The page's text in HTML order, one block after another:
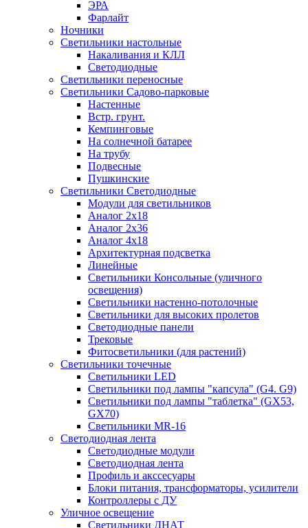
ЭРА
Фарлайт
Ночники
Светильники настольные
Накаливания и КЛЛ
Светодиодные
Светильники переносные
Светильники Садово-парковые
Настенные
Встр. грунт.
Кемпинговые
На солнечной батарее
На трубу
Подвесные
Пушкинские
Светильники Светодиодные
Модули для светильников
Аналог 2х18
Аналог 2х36
Аналог 4х18
Архитектурная подсветка
Линейные
Светильники Консольные (уличного
освещения)
Светильники настенно-потолочные
Светильники для высоких пролетов
Светодиодные панели
Трековые
Фитосветильники (для растений)
Светильники точечные
Светильники LED
Светильники под лампы "капсула" (G4. G9)
Светильники под лампы "таблетка" (GX53,
GX70)
Светильники MR-16
Светодиодная лента
Светодиодные модули
Светодиодная лента
Профиль и акссесуары
Блоки питания, трансформаторы, усилители
Контроллеры с ДУ
Уличное освещение
Светильники ДНАТ